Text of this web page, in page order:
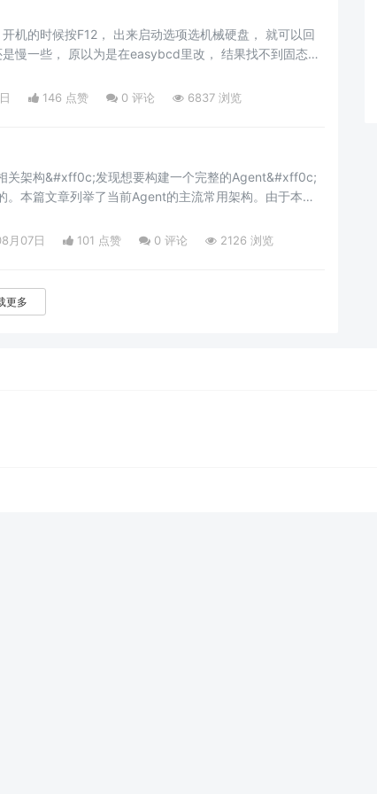
机的时候按F12， 出来启动选项选机械硬盘， 就可以回
慢一些， 原以为是在easybcd里改， 结果找不到固态硬
， 从7回到10要检查硬盘， 这个比较讨厌， 以前Ubuntu
也不
146 点赞 0 评论 6837 浏览
关架构&#xff0c;发现想要构建一个完整的Agent&#xff0c;
。本篇文章列举了当前Agent的主流常用架构。由于本人
该架构模仿人类人类思考的思维方式&#xff0c;让LLM每
月07日 101 点赞 0 评论 2126 浏览
更多